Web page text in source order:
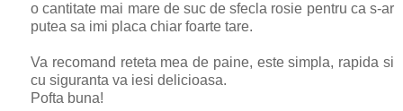
o cantitate mai mare de suc de sfecla rosie pentru ca s-ar
putea sa imi placa chiar foarte tare.
Va recomand reteta mea de paine, este simpla, rapida si
cu siguranta va iesi delicioasa.
Pofta buna!